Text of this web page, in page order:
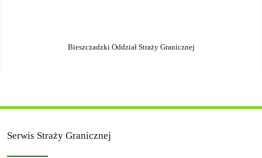
Bieszczadzki Oddział Straży Granicznej
Serwis Straży Granicznej